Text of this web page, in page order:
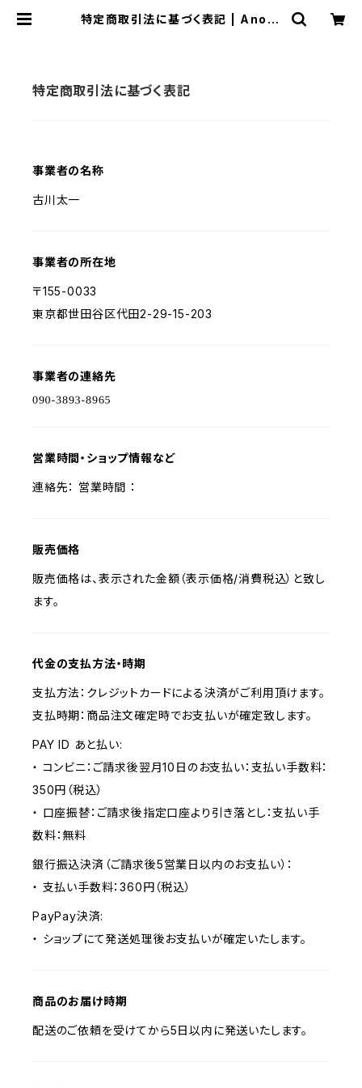
特定商取引法に基づく表記 | Anora
特定商取引法に基づく表記
事業者の名称
古川太一
事業者の所在地
〒155-0033
東京都世田谷区代田2-29-15-203
事業者の連絡先
営業時間・ショップ情報など
連絡先： 営業時間 ：
販売価格
販売価格は、表示された金額（表示価格/消費税込）と致し
ます。
代金の支払方法・時期
支払方法：クレジットカードによる決済がご利用頂けます。
支払時期：商品注文確定時でお支払いが確定致します。
PAY ID あと払い:
・ コンビニ：ご請求後翌月10日のお支払い：支払い手数料：
350円（税込）
・ 口座振替：ご請求後指定口座より引き落とし：支払い手
数料：無料
銀行振込決済（ご請求後5営業日以内のお支払い）：
・ 支払い手数料：360円（税込）
PayPay決済:
・ ショップにて発送処理後お支払いが確定いたします。
商品のお届け時期
配送のご依頼を受けてから5日以内に発送いたします。